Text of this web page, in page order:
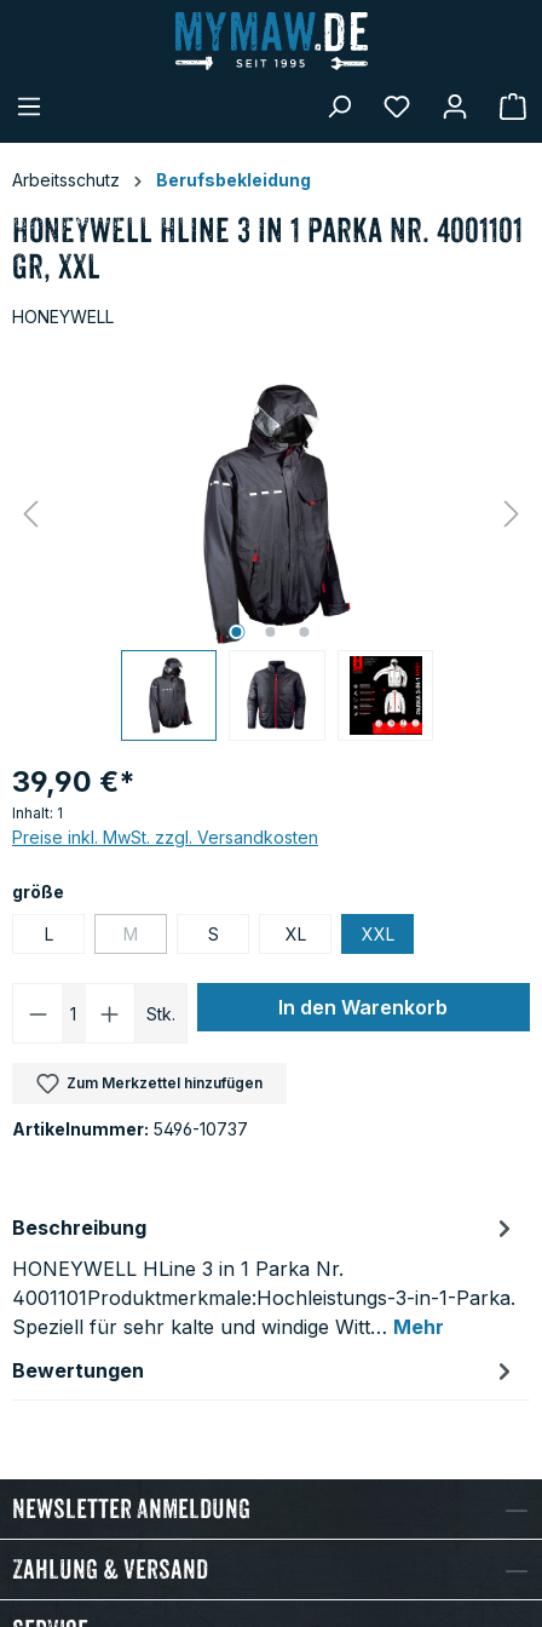
Arbeitsschutz Berufsbekleidung
HONEYWELL HLine 3 in 1 Parka Nr. 4001101
Gr, XXL
HONEYWELL
39,90 €*
Inhalt: 1
Preise inkl. MwSt. zzgl. Versandkosten
größe
L M(Diese Option ist zurzeit nicht verfügbar.)
S XL XXL
Produkt Anzahl: Gib den gewünschten
Stk. In den Warenkorb
Zum Merkzettel hinzufügen
Artikelnummer: 5496-10737
Beschreibung
HONEYWELL HLine 3 in 1 Parka Nr.
4001101Produktmerkmale:Hochleistungs-3-in-1-Parka.
Speziell für sehr kalte und windige Witt… Mehr
Bewertungen
Newsletter Anmeldung
Zahlung & Versand